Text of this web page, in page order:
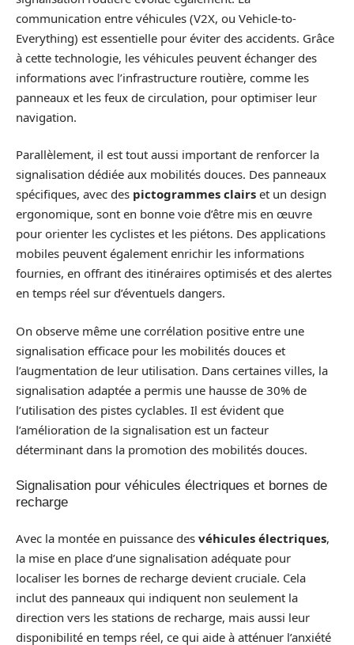
communication entre véhicules (V2X, ou Vehicle-to-
Everything) est essentielle pour éviter des accidents. Grâce
à cette technologie, les véhicules peuvent échanger des
informations avec l’infrastructure routière, comme les
panneaux et les feux de circulation, pour optimiser leur
navigation.
Parallèlement, il est tout aussi important de renforcer la
signalisation dédiée aux mobilités douces. Des panneaux
spécifiques, avec des pictogrammes clairs et un design
ergonomique, sont en bonne voie d’être mis en œuvre
pour orienter les cyclistes et les piétons. Des applications
mobiles peuvent également enrichir les informations
fournies, en offrant des itinéraires optimisés et des alertes
en temps réel sur d’éventuels dangers.
On observe même une corrélation positive entre une
signalisation efficace pour les mobilités douces et
l’augmentation de leur utilisation. Dans certaines villes, la
signalisation adaptée a permis une hausse de 30% de
l’utilisation des pistes cyclables. Il est évident que
l’amélioration de la signalisation est un facteur
déterminant dans la promotion des mobilités douces.
Signalisation pour véhicules électriques et bornes de
recharge
Avec la montée en puissance des véhicules électriques,
la mise en place d’une signalisation adéquate pour
localiser les bornes de recharge devient cruciale. Cela
inclut des panneaux qui indiquent non seulement la
direction vers les stations de recharge, mais aussi leur
disponibilité en temps réel, ce qui aide à atténuer l’anxiété